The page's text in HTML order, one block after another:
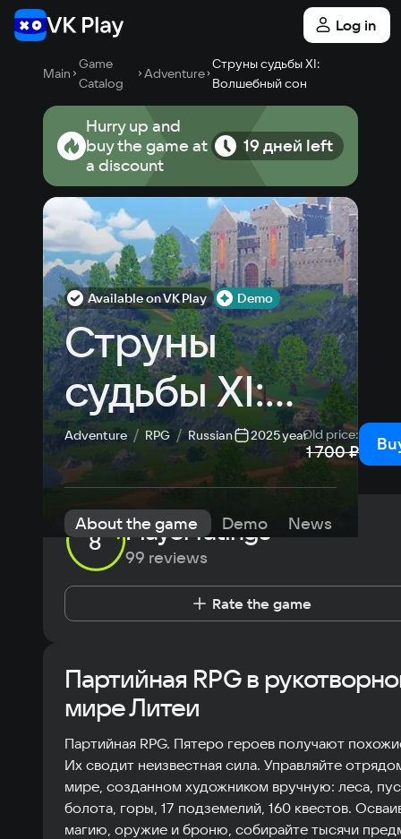
Log in
Main
Game
Catalog
Adventure
Струны судьбы XI:
Волшебный сон
Hurry up and
buy the game at
a discount
19 дней left
Available on VK Play Demo
Струны
судьбы XI:
Волшебный
сон
Adventure RPG Russian 2025 yearOld price:
1 700 ₽
About the game Demo News
8 Player ratings
99 reviews
Rate the game
Партийная RPG в
мире Литеи
Партийная RPG. Пятеро героев получают
Их сводит неизвестная сила. Управляйте
мире, созданном художником вручную: леса,
болота, горы, 17 подземелий, 160 квестов.
магию, оружие и броню, собирайте тысячи